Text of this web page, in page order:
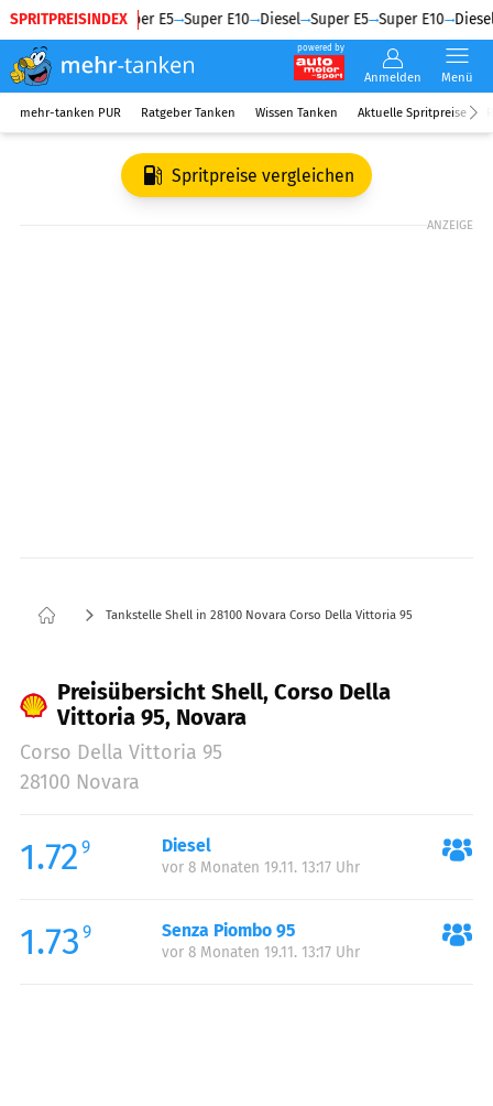
SPRITPREISINDEX
Diesel Super E5 Super E10 Diesel Super E5 Super E10 Diesel
powered by
Anmelden Menü
mehr-tanken PUR Ratgeber Tanken Wissen Tanken Aktuelle Spritpreise
Spritpreise vergleichen
ANZEIGE
Tankstelle Shell in 28100 Novara Corso Della Vittoria 95
Preisübersicht Shell, Corso Della
Vittoria 95, Novara
Corso Della Vittoria 95
28100 Novara
1.72 9 Diesel
vor 8 Monaten 19.11. 13:17 Uhr
1.73 9 Senza Piombo 95
vor 8 Monaten 19.11. 13:17 Uhr